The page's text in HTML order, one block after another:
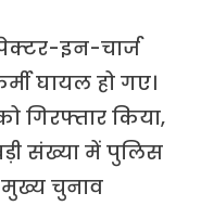
इन-चार्ज
घायल हो गए।
गिरफ्तार किया,
संख्या में पुलिस
चुनाव